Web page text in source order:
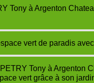
Tony à Argenton
vert de paradis
Tony à Argenton
vert grâce à son